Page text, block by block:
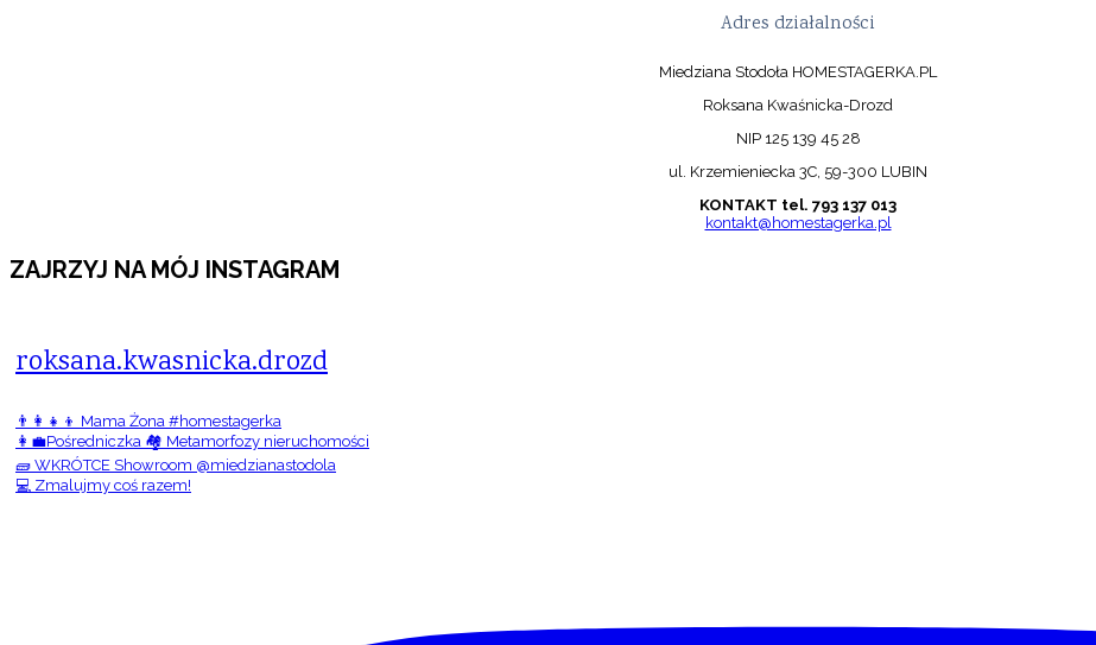
Adres działalności
Miedziana Stodoła HOMESTAGERKA.PL
Roksana Kwaśnicka-Drozd
NIP 125 139 45 28
ul. Krzemieniecka 3C, 59-300 LUBIN
KONTAKT tel. 793 137 013
kontakt@homestagerka.pl
ZAJRZYJ NA MÓJ INSTAGRAM
roksana.kwasnicka.drozd
👨‍👩‍👧‍👦 Mama Żona #homestagerka
👩‍💼Pośredniczka 🏘️ Metamorfozy nieruchomości
🧱 WKRÓTCE Showroom @miedzianastodola
💻 Zmalujmy coś razem!